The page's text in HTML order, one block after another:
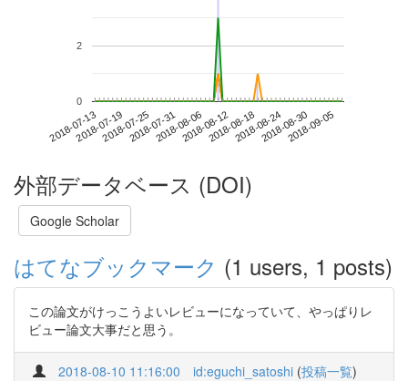
2018-07-132018-07-192018-07-252018-07-312018-08-062018-08-122018-08-182018-08-242018-08-302018-09-05
0
2
外部データベース (DOI)
Google Scholar
はてなブックマーク (1 users, 1 posts)
この論文がけっこうよいレビューになっていて、やっぱりレ
ビュー論文大事だと思う。
2018-08-10 11:16:00 id:eguchi_satoshi (投稿一覧)